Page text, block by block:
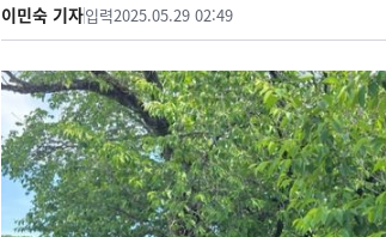
이민숙 기자입력2025.05.29 02:49